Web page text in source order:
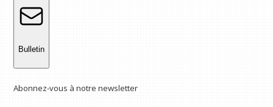
Bulletin
Abonnez-vous à notre newsletter